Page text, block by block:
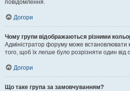
повідомлення.
Догори
Чому групи відображаються різними
Адміністратор форуму може встановлювати
того, щоб їх легше було розрізняти один від
Догори
Що таке група за замовчуванням?